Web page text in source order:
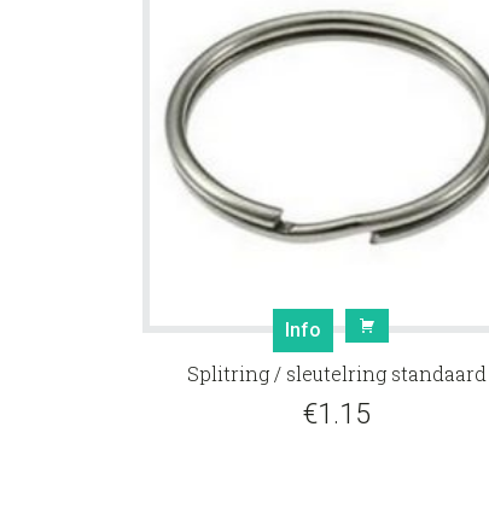
Info
Splitring / sleutelring standaard
€1.15